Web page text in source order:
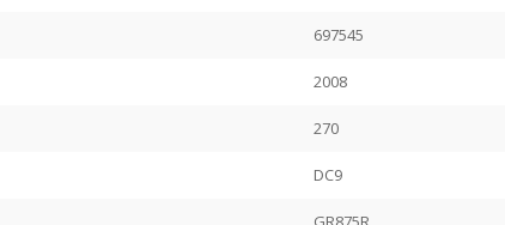
697545
2008
270
DC9